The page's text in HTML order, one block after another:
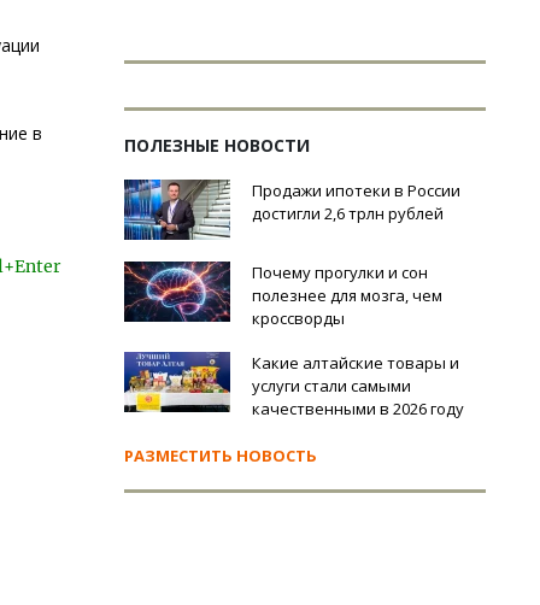
в
ПОЛЕЗНЫЕ НОВОСТИ
Продажи ипотеки в России
достигли 2,6 трлн рублей
Почему прогулки и сон
полезнее для мозга, чем
кроссворды
Какие алтайские товары и
услуги стали самыми
качественными в 2026 году
РАЗМЕСТИТЬ НОВОСТЬ